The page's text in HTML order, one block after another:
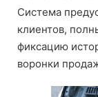
Система
клиентов,
фиксацию
воронки